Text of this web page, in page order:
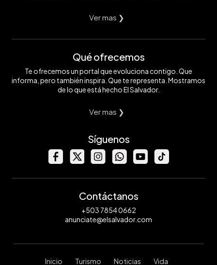
Ver mas ❯
Qué ofrecemos
Te ofrecemos un portal que evoluciona contigo. Que
informa, pero también inspira. Que te representa. Mostramos
de lo que está hecho El Salvador.
Ver mas ❯
Síguenos
Contáctanos
+503 7854 0662
anunciate@elsalvador.com
Inicio Turismo Noticias Vida